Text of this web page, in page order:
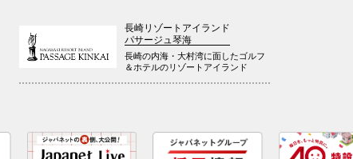
長崎リゾートアイランド
パサージュ琴海
長崎の内海・大村湾に面したゴルフ
＆ホテルのリゾートアイランド